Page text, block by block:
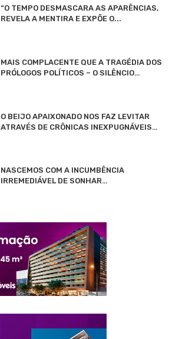
“O TEMPO DESMASCARA AS APARÊNCIAS,
REVELA A MENTIRA E EXPÕE O...
MAIS COMPLACENTE QUE A TRAGÉDIA DOS
PRÓLOGOS POLÍTICOS – O SILÊNCIO…
O BEIJO APAIXONADO NOS FAZ LEVITAR
ATRAVÉS DE CRÔNICAS INEXPUGNÁVEIS…
NASCEMOS COM A INCUMBÊNCIA
IRREMEDIÁVEL DE SONHAR…